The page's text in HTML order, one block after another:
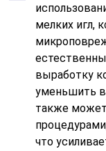
мелких игл,
выработку
уменьшить
также
что